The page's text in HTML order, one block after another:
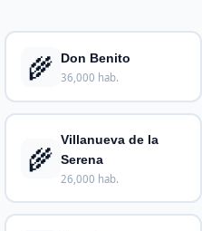
🌾 Don Benito
36,000 hab.
🌾
Villanueva de la
Serena
26,000 hab.